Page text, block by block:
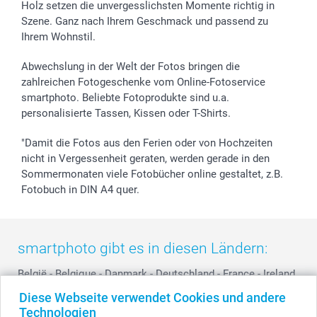
Diese Webseite verwendet Cookies und andere
Technologien
Geschenk-Gutscheine (PDF)
Partnerprogramme
Investor Relations
Widerrufsrecht
Hochzeit
Geburtstag
Zu allen Anlässen
72h Lieferung
Zahlungsmöglichkeiten
Status der Bestellung
smartfriends
smartgarantie
smartbonus
Holz setzen die unvergesslichsten Momente richtig in
Szene. Ganz nach Ihrem Geschmack und passend zu
Ihrem Wohnstil.
Abwechslung in der Welt der Fotos bringen die
zahlreichen Fotogeschenke vom Online-Fotoservice
smartphoto. Beliebte Fotoprodukte sind u.a.
personalisierte Tassen, Kissen oder T-Shirts.
"Damit die Fotos aus den Ferien oder von Hochzeiten
nicht in Vergessenheit geraten, werden gerade in den
Sommermonaten viele Fotobücher online gestaltet, z.B.
Fotobuch in DIN A4 quer.
smartphoto gibt es in diesen Ländern:
België - Belgique - Danmark - Deutschland - France - Ireland
- Nederland - Norge - Österreich - Schweiz Suisse -
Switzerland - Suomi